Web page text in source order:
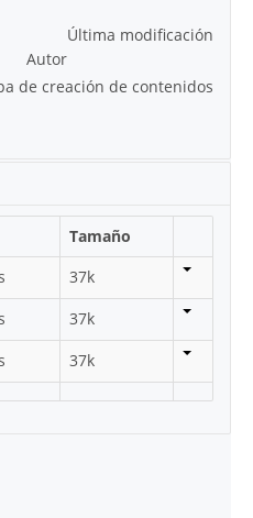
Última modificación
Autor
de creación de contenidos
Tamaño
37k
37k
37k